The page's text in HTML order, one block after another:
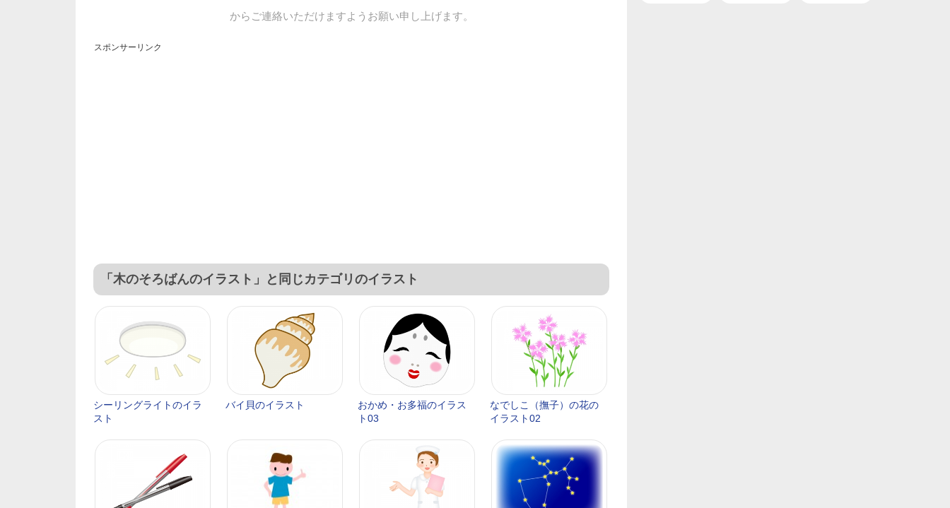
からご連絡いただけますようお願い申し上げます。
スポンサーリンク
「木のそろばんのイラスト」と同じカテゴリのイラスト
シーリングライトのイラ
スト
バイ貝のイラスト
おかめ・お多福のイラス
ト03
なでしこ（撫子）の花の
イラスト02